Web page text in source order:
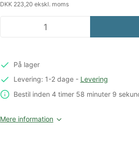
DKK 223,20 ekskl. moms
På lager
Levering: 1-2 dage- Levering
Bestil inden 4 timer58 minuter8
Mere information